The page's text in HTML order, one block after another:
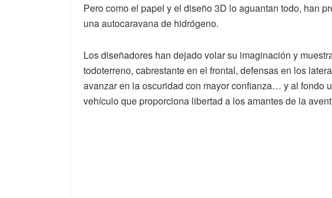
Pero como el papel y el diseño 3D lo aguantan todo, han
una autocaravana de hidrógeno.
Los diseñadores han dejado volar su imaginación y
todoterreno, cabrestante en el frontal, defensas en los
avanzar en la oscuridad con mayor confianza… y al fondo
vehículo que proporciona libertad a los amantes de la